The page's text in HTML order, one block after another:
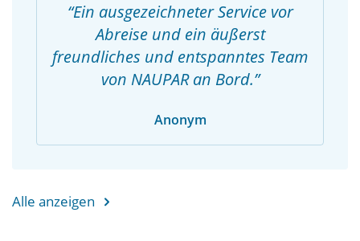
Ein ausgezeichneter Service vor
Abreise und ein äußerst
freundliches und entspanntes Team
von NAUPAR an Bord.
Anonym
Alle anzeigen